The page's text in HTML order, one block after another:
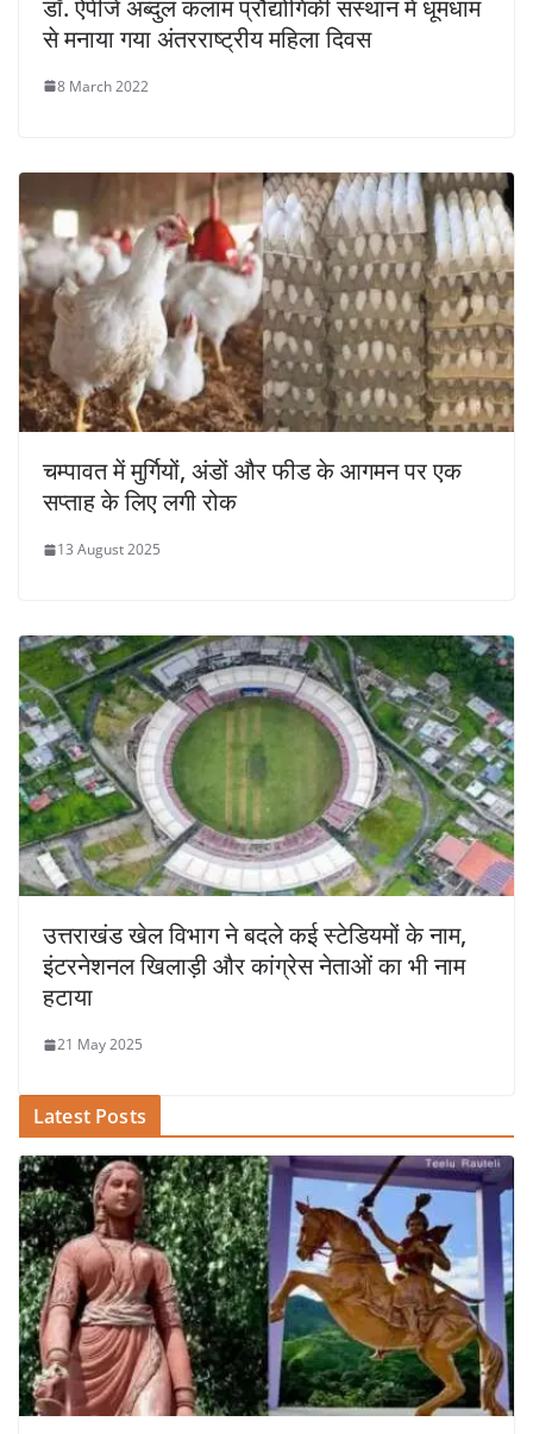
डॉ. ऐपीजे अब्दुल कलाम प्रौद्योगिकी संस्थान में धूमधाम
से मनाया गया अंतरराष्ट्रीय महिला दिवस
8 March 2022
चम्पावत में मुर्गियों, अंडों और फीड के आगमन पर एक
सप्ताह के लिए लगी रोक
13 August 2025
उत्तराखंड खेल विभाग ने बदले कई स्टेडियमों के नाम,
इंटरनेशनल खिलाड़ी और कांग्रेस नेताओं का भी नाम
हटाया
21 May 2025
Latest Posts